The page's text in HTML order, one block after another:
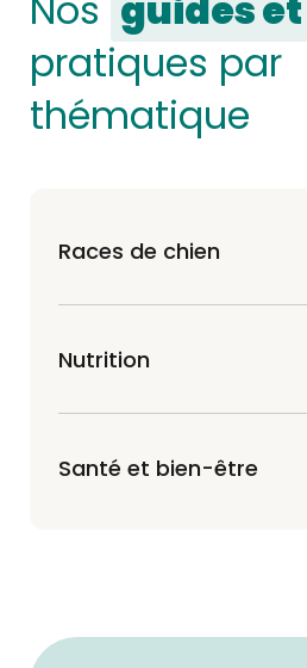
pratiques par
thématique
Races de chien
Nutrition
Santé et bien-être